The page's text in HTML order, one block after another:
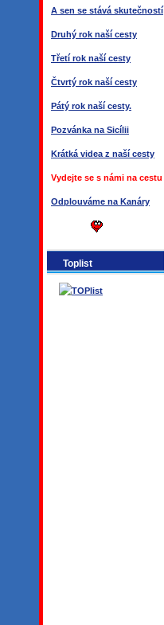
A sen se stává skutečností
Druhý rok naší cesty
Třetí rok naší cesty
Čtvrtý rok naší cesty
Pátý rok naší cesty.
Pozvánka na Sicílii
Krátká videa z naší cesty
Vydejte se s námi na cestu
Odplouváme na Kanáry
Toplist